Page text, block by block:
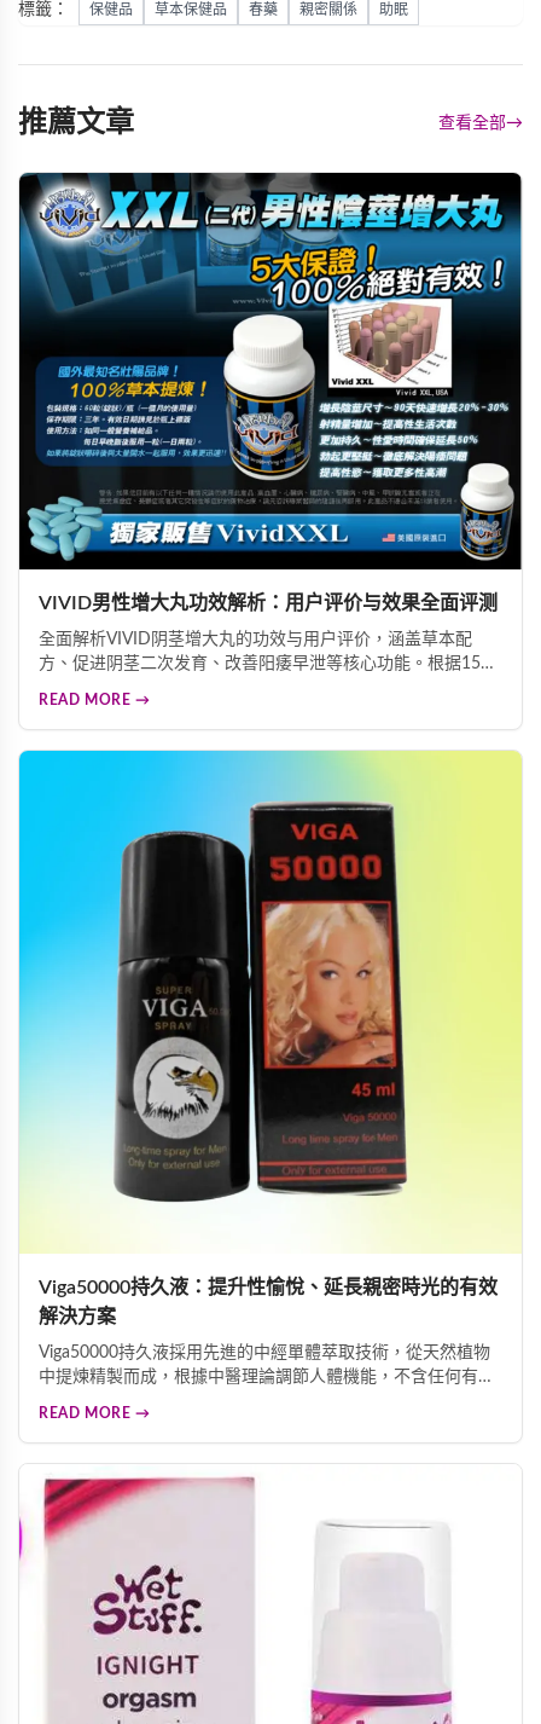
標籤： 保健品 草本保健品 春藥 親密關係 助眠
推薦文章 查看全部→
VIVID男性增大丸功效解析：用户评价与效果全面评测
全面解析VIVID阴茎增大丸的功效与用户评价，涵盖草本配
方、促进阴茎二次发育、改善阳痿早泄等核心功能。根据15城
READ MORE →
Viga50000持久液：提升性愉悅、延長親密時光的有效
解決方案
Viga50000持久液採用先進的中經單體萃取技術，從天然植物
中提煉精製而成，根據中醫理論調節人體機能，不含任何有毒
感度，讓您沉浸愉悅感受中，每瓶45ML大容量設計，經濟實
惠，是追求高品質伴侶生活的理想選擇。
READ MORE →